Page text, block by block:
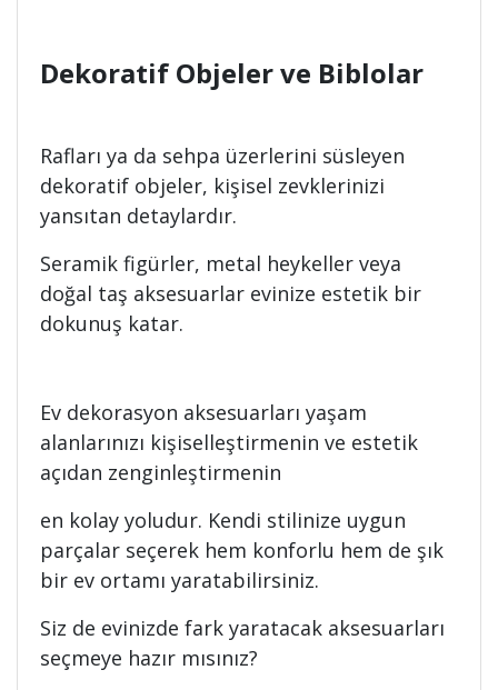
Dekoratif Objeler ve Biblolar
Rafları ya da sehpa üzerlerini süsleyen
dekoratif objeler, kişisel zevklerinizi
yansıtan detaylardır.
Seramik figürler, metal heykeller veya
doğal taş aksesuarlar evinize estetik bir
dokunuş katar.
Ev dekorasyon aksesuarları yaşam
alanlarınızı kişiselleştirmenin ve estetik
açıdan zenginleştirmenin
en kolay yoludur. Kendi stilinize uygun
parçalar seçerek hem konforlu hem de şık
bir ev ortamı yaratabilirsiniz.
Siz de evinizde fark yaratacak aksesuarları
seçmeye hazır mısınız?